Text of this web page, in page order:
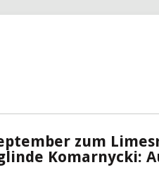
zum
Komarnycki: